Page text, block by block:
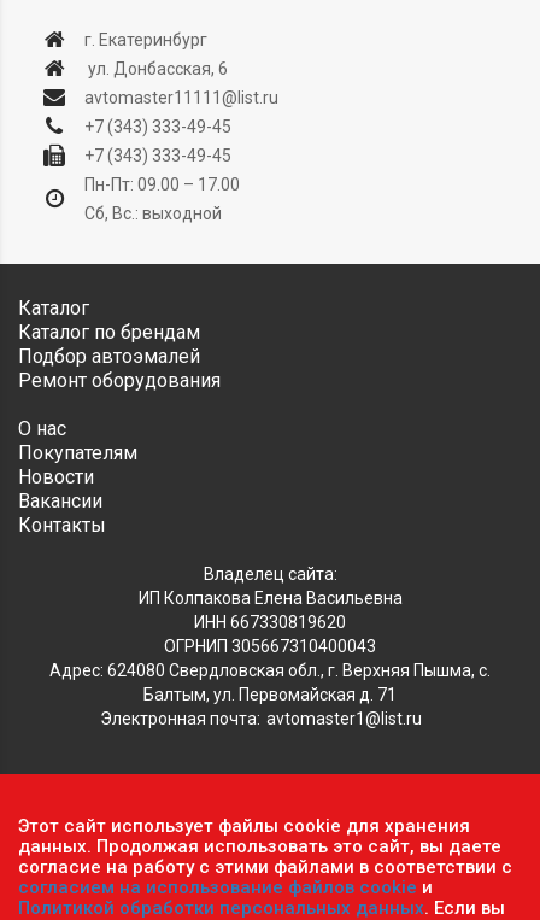
г. Екатеринбург
ул. Донбасская, 6
avtomaster11111@list.ru
+7 (343) 333-49-45
+7 (343) 333-49-45
Пн-Пт: 09.00 – 17.00
Сб, Вс.: выходной
Каталог
Каталог по брендам
Подбор автоэмалей
Ремонт оборудования
О нас
Покупателям
Новости
Вакансии
Контакты
Владелец сайта:
ИП Колпакова Елена Васильевна
ИНН 667330819620
ОГРНИП 305667310400043
Адрес: 624080 Свердловская обл., г. Верхняя Пышма, с.
Балтым, ул. Первомайская д. 71
Электронная почта: avtomaster1@list.ru
Обратите внимание, что данный сайт носит исключительно
информационный характер и ни при каких условиях не
является публичной офертой, определяемой положениями ч.2
ст. 437 Гражданского кодекса РФ.Политика
конфиденциальности персональных данных.
Этот сайт использует файлы cookie для хранения
данных. Продолжая использовать это сайт, вы даете
согласие на работу с этими файлами в соответствии с
согласием на использование файлов cookie и
Политикой обработки персональных данных. Если вы